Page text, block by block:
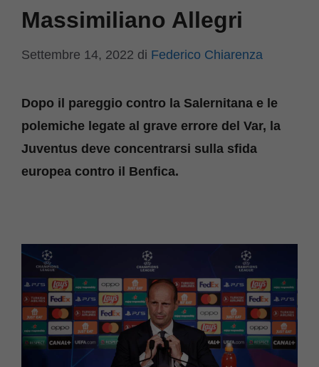
Massimiliano Allegri
Settembre 14, 2022 di Federico Chiarenza
Dopo il pareggio contro la Salernitana e le
polemiche legate al grave errore del Var, la
Juventus deve concentrarsi sulla sfida
europea contro il Benfica.